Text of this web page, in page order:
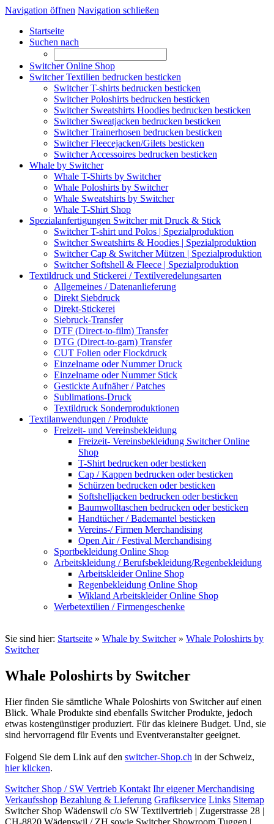
Navigation öffnen Navigation schließen
Startseite
Suchen nach
Switcher Online Shop
Switcher Textilien bedrucken besticken
Switcher T-shirts bedrucken besticken
Switcher Poloshirts bedrucken besticken
Switcher Sweatshirts Hoodies bedrucken besticken
Switcher Sweatjacken bedrucken besticken
Switcher Trainerhosen bedrucken besticken
Switcher Fleecejacken/Gilets besticken
Switcher Accessoires bedrucken besticken
Whale by Switcher
Whale T-Shirts by Switcher
Whale Poloshirts by Switcher
Whale Sweatshirts by Switcher
Whale T-Shirt Shop
Spezialanfertigungen Switcher mit Druck & Stick
Switcher T-shirt und Polos | Spezialproduktion
Switcher Sweatshirts & Hoodies | Spezialproduktion
Switcher Cap & Switcher Mützen | Spezialproduktion
Switcher Softshell & Fleece | Spezialproduktion
Textildruck und Stickerei / Textilveredelungsarten
Allgemeines / Datenanlieferung
Direkt Siebdruck
Direkt-Stickerei
Siebruck-Transfer
DTF (Direct-to-film) Transfer
DTG (Direct-to-garn) Transfer
CUT Folien oder Flockdruck
Einzelname oder Nummer Druck
Einzelname oder Nummer Stick
Gestickte Aufnäher / Patches
Sublimations-Druck
Textildruck Sonderproduktionen
Textilanwendungen / Produkte
Freizeit- und Vereinsbekleidung
Freizeit- Vereinsbekleidung Switcher Online
Shop
T-Shirt bedrucken oder besticken
Cap / Kappen bedrucken oder besticken
Schürzen bedrucken oder besticken
Softshelljacken bedrucken oder besticken
Baumwolltaschen bedrucken oder besticken
Handtücher / Bademantel besticken
Vereins-/ Firmen Merchandising
Open Air / Festival Merchandising
Sportbekleidung Online Shop
Arbeitskleidung / Berufsbekleidung/Regenbekleidung
Arbeitskleider Online Shop
Regenbekleidung Online Shop
Wikland Arbeitskleider Online Shop
Werbetextilien / Firmengeschenke
Sie sind hier: Startseite » Whale by Switcher» Whale Poloshirts by
Switcher
Whale Poloshirts by Switcher
Hier finden Sie sämtliche Whale Poloshirts von Switcher auf einen
Blick. Whale Produkte sind ebenfalls Switcher Produkte, jedoch
etwas kostengünstiger produziert. Für das kleinere Budget. Und, sie
sind hervorragend für Events und Eventveranstalter geeignet.
Folgend Sie dem Link auf den switcher-Shop.ch in der Schweiz,
hier klicken.
Switcher Shop / SW Vertrieb Kontakt Ihr eigener Merchandising
Verkaufsshop Bezahlung & Lieferung Grafikservice Links Sitemap
Switcher Shop Wädenswil c/o SW Textilvertrieb | Zugerstrasse 28 |
CH-8820 Wädenswil / ZH sowie Switcher Showroom Tuggen |